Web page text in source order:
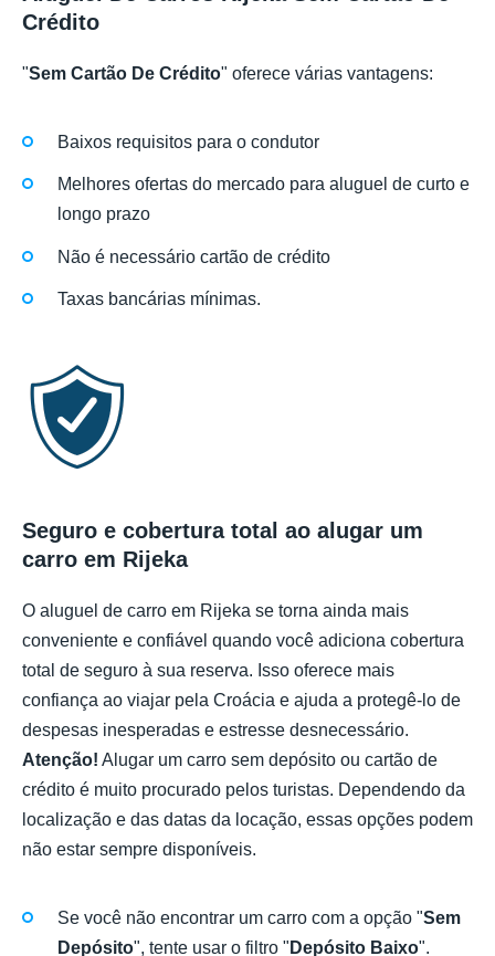
Crédito
"Sem Cartão De Crédito" oferece várias vantagens:
Baixos requisitos para o condutor
Melhores ofertas do mercado para aluguel de curto e
longo prazo
Não é necessário cartão de crédito
Taxas bancárias mínimas.
Seguro e cobertura total ao alugar um
carro em Rijeka
O aluguel de carro em Rijeka se torna ainda mais
conveniente e confiável quando você adiciona cobertura
total de seguro à sua reserva. Isso oferece mais
confiança ao viajar pela Croácia e ajuda a protegê-lo de
despesas inesperadas e estresse desnecessário.
Atenção! Alugar um carro sem depósito ou cartão de
crédito é muito procurado pelos turistas. Dependendo da
localização e das datas da locação, essas opções podem
não estar sempre disponíveis.
Se você não encontrar um carro com a opção "Sem
Depósito", tente usar o filtro " Depósito Baixo".